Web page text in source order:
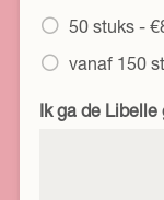
50 stuks -
vanaf 150
Ik ga de Libelle